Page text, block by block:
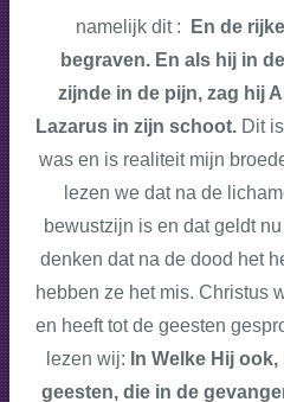
namelijk dit :
En de
begraven. En als hij in
zijnde in de pijn, zag hij
Lazarus in zijn schoot.Dit is
was en is realiteit mijn
lezen we dat na de
bewustzijn is en dat geldt
denken dat na de dood het
hebben ze het mis. Christus
en heeft tot de geesten
lezen wij: In Welke Hij
geesten, die in de